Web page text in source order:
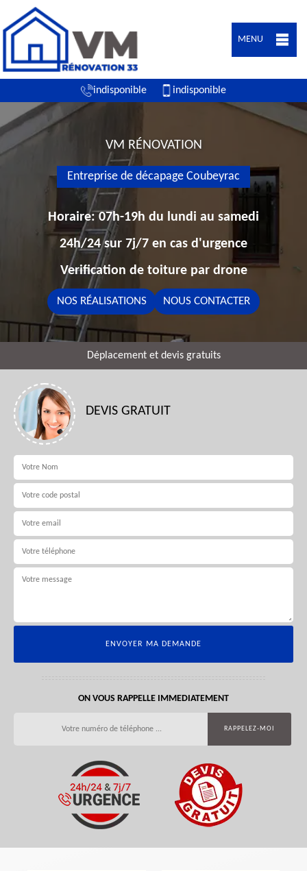
MENU
indisponible indisponible
VM RÉNOVATION
Entreprise de décapage Coubeyrac
Horaire: 07h-19h du lundi au samedi
24h/24 sur 7j/7 en cas d'urgence
Verification de toiture par drone
NOS RÉALISATIONS NOUS CONTACTER
Déplacement et devis gratuits
DEVIS GRATUIT
ON VOUS RAPPELLE IMMEDIATEMENT